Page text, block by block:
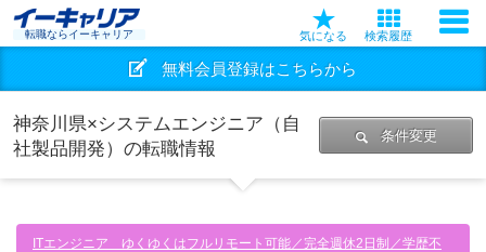
転職ならイーキャリア 気になる 検索履歴
無料会員登録はこちらから
神奈川県×システムエンジニア（自
社製品開発）の転職情報
条件変更
ITエンジニア ゆくゆくはフルリモート可能／完全週休2日制／学歴不